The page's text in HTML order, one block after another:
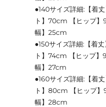
●140サイズ詳細:【着
ト】70cm 【ヒップ
幅】25cm
●150サイズ詳細:【着
ト】74cm 【ヒップ
幅】27cm
●160サイズ詳細:【着
ト】80cm 【ヒップ
幅】28cm